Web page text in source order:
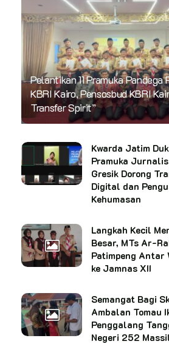
Pelantikan 11 Pramuka Pandega
KBRI Kairo, Pensosbud KBRI
Transfer Spirit”
Kwarda Jatim
Pramuka
Gresik Dorong
Digital dan
Kehumasan
Langkah Kecil
Besar, MTs Ar-
Patimpeng Antar
ke Jamnas XII
Semangat Bagi
Ambalan Tomau
Penggalang
Negeri 252